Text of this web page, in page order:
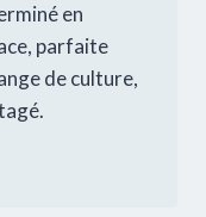
en
parfaite
de culture,